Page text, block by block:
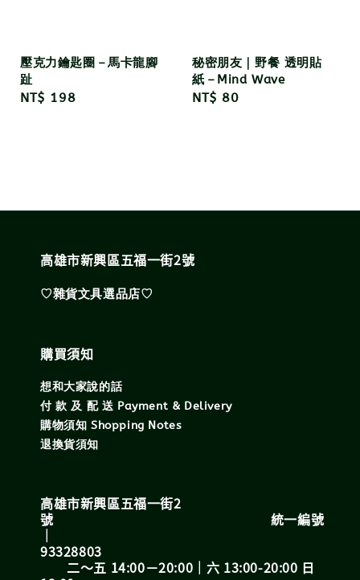
壓克力鑰匙圈－馬卡龍腳
趾
Regular
NT$ 198
秘密朋友｜野餐 透明貼
紙－Mind Wave
Regular
NT$ 80
高雄市新興區五福一街2號
♡雜貨文具選品店♡
購買須知
想和大家說的話
付 款 及 配 送 Payment & Delivery
購物須知 Shopping Notes
退換貨須知
高雄市新興區五福一街2
號 統一編號
｜
93328803
二～五 14:00－20:00｜六 13:00-20:00 日